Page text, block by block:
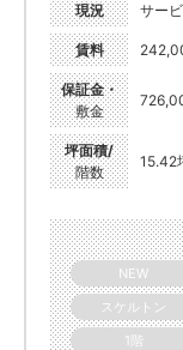
現況 サー
賃料
保証金・
敷金
坪面積/
階数
15.42
NEW
スケルトン
1階